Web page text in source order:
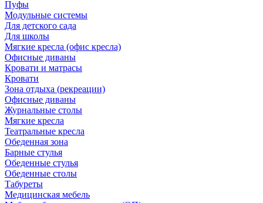
Пуфы
Модульные системы
Для детского сада
Для школы
Мягкие кресла (офис кресла)
Офисные диваны
Кровати и матрасы
Кровати
Зона отдыха (рекреации)
Офисные диваны
Журнальные столы
Мягкие кресла
Театральные кресла
Обеденная зона
Барные стулья
Обеденные стулья
Обеденные столы
Табуреты
Медицинская мебель